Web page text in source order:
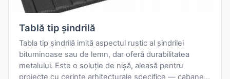
Tablă tip șindrilă
Tabla tip șindrilă imită aspectul rustic al șindrilei
bituminoase sau de lemn, dar oferă durabilitatea
metalului. Este o soluție de nișă, aleasă pentru
proiecte cu cerințe arhitecturale specifice — cabane,